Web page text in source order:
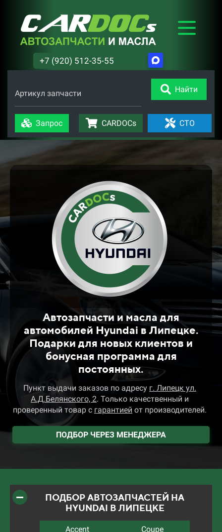
+7 (920) 512-35-55
Артикул запчасти Найти
Запрос CARDOCs СТО
Автозапчасти и масла для
автомобилей Hyundai в Липецке.
Подарки для новых клиентов и
бонусная программа для
постоянных.
Пункт выдачи заказов по адресу г. Липецк ул.
А.Д.Белянского, 2. Только качественный и
проверенный товар с гарантией от производителей.
ПОДБОР ЧЕРЕЗ МЕНЕДЖЕРА
ПОДБОР АВТОЗАПЧАСТЕЙ НА
HYUNDAI В ЛИПЕЦКЕ
Accent Coupe